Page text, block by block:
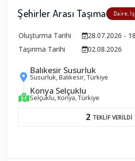
Şehirler Arası Taşıma Daire,
Oluşturma Tarihi
28.07.2026 -
Taşınma Tarihi
02.08.2026
Balıkesir Susurluk
Susurluk, Balıkesir, Türkiye
Konya Selçuklu
Selçuklu, Konya, Türkiye
2 TEKLİF VERİLDİ